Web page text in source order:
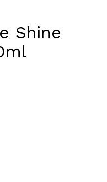
Shine